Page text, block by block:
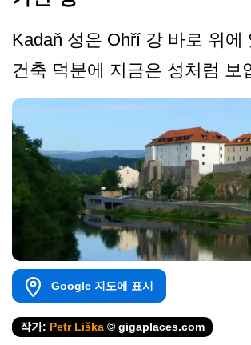
Kadaň 성은 Ohří 강 바로 위에
건축 덕분에 지금은 성처럼 보
Google 지도에 표시
작가: Petr Liška © gigaplaces.com